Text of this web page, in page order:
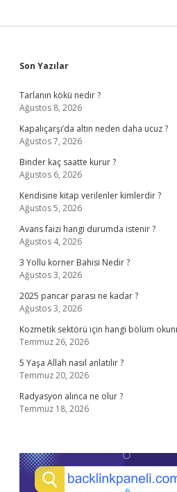
Sidebar
Son Yazılar
Tarlanın kökü nedir ?
Ağustos 8, 2026
Kapalıçarşı’da altın neden daha ucuz ?
Ağustos 7, 2026
Binder kaç saatte kurur ?
Ağustos 6, 2026
Kendisine kitap verilenler kimlerdir ?
Ağustos 5, 2026
Avans faizi hangi durumda istenir ?
Ağustos 4, 2026
3 Yollu korner Bahisi Nedir ?
Ağustos 3, 2026
2025 pancar parası ne kadar ?
Ağustos 3, 2026
Kozmetik sektörü için hangi bölüm
Temmuz 26, 2026
5 Yaşa Allah nasıl anlatılır ?
Temmuz 20, 2026
Radyasyon alınca ne olur ?
Temmuz 18, 2026